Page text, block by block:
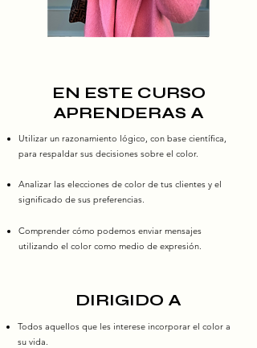
EN ESTE CURSO
APRENDERAS A
Utilizar un razonamiento lógico, con base científica,
para respaldar sus decisiones sobre el color.
Analizar las elecciones de color de tus clientes y el
significado de sus preferencias.
Comprender cómo podemos enviar mensajes
utilizando el color como medio de expresión.
DIRIGIDO A
Todos aquellos que les interese incorporar el color a
su vida.